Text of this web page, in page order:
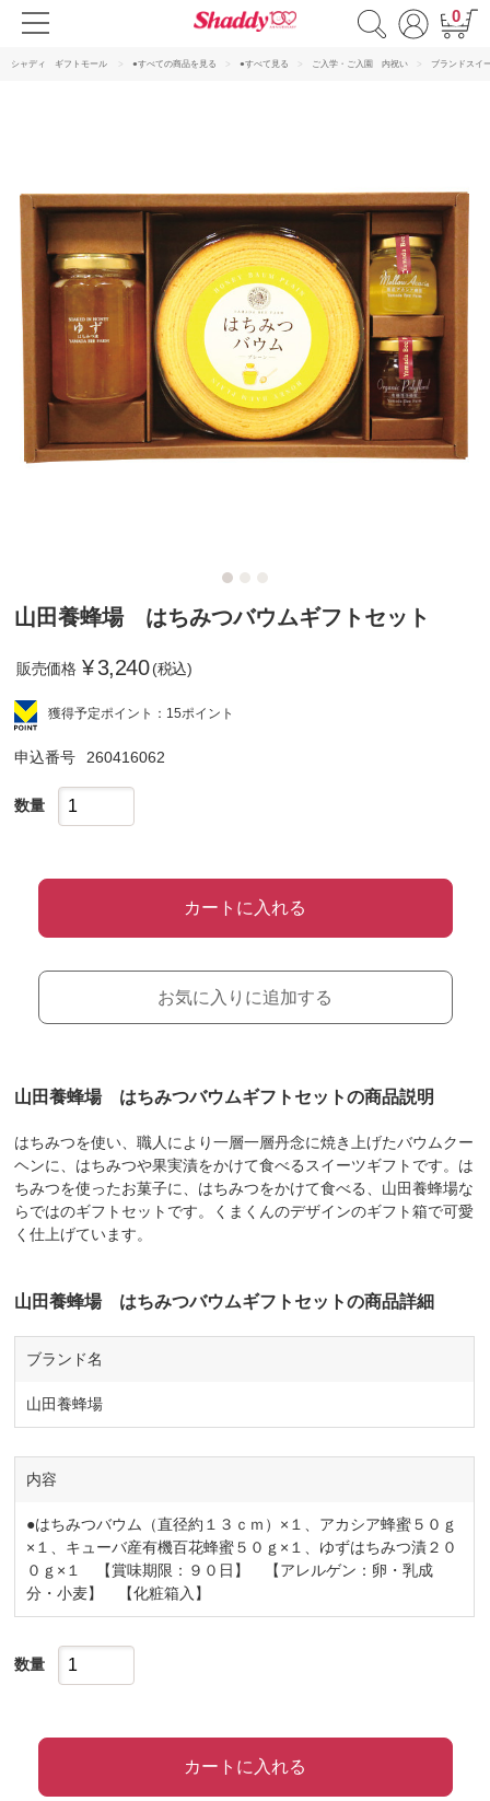
0
シャディ ギフトモール ●すべての商品を見る ●すべて見る ご入学・ご入園 内祝い ブランドスイ
山田養蜂場 はちみつバウムギフトセット
販売価格 ¥3,240 (税込)
獲得予定ポイント：15ポイント
申込番号 260416062
数量
カートに入れる
お気に入りに追加する
山田養蜂場 はちみつバウムギフトセットの商品説明
はちみつを使い、職人により一層一層丹念に焼き上げたバウムクー
ヘンに、はちみつや果実漬をかけて食べるスイーツギフトです。は
ちみつを使ったお菓子に、はちみつをかけて食べる、山田養蜂場な
らではのギフトセットです。くまくんのデザインのギフト箱で可愛
く仕上げています。
山田養蜂場 はちみつバウムギフトセットの商品詳細
ブランド名
山田養蜂場
内容
●はちみつバウム（直径約１３ｃｍ）×１、アカシア蜂蜜５０ｇ
×１、キューバ産有機百花蜂蜜５０ｇ×１、ゆずはちみつ漬２０
０ｇ×１ 【賞味期限：９０日】 【アレルゲン：卵・乳成
分・小麦】 【化粧箱入】
数量
カートに入れる